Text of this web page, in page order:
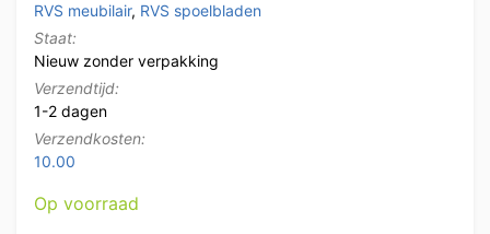
RVS meubilair, RVS spoelbladen
Staat:
Nieuw zonder verpakking
Verzendtijd:
1-2 dagen
Verzendkosten:
10.00
Op voorraad